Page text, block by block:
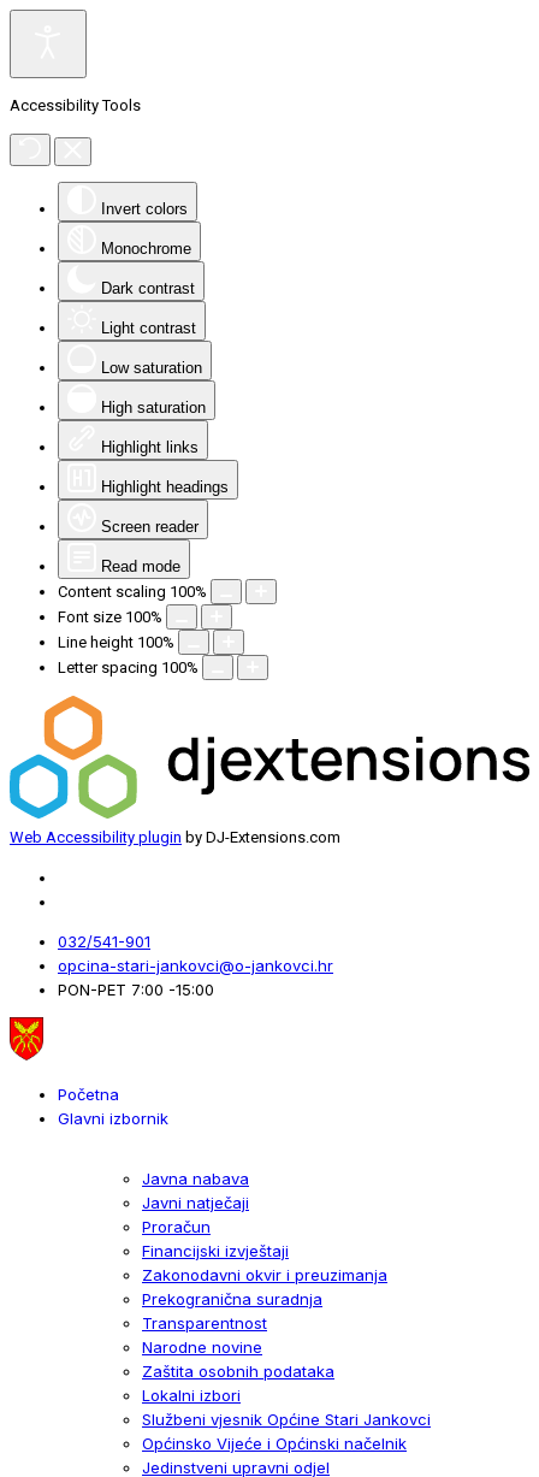
Accessibility Tools
Invert colors
Monochrome
Dark contrast
Light contrast
Low saturation
High saturation
Highlight links
Highlight headings
Screen reader
Read mode
Content scaling 100%
Font size 100%
Line height 100%
Letter spacing 100%
Web Accessibility plugin by DJ-Extensions.com
032/541-901
opcina-stari-jankovci@o-jankovci.hr
PON-PET 7:00 -15:00
Početna
Glavni izbornik
Javna nabava
Javni natječaji
Proračun
Financijski izvještaji
Zakonodavni okvir i preuzimanja
Prekogranična suradnja
Transparentnost
Narodne novine
Zaštita osobnih podataka
Lokalni izbori
Službeni vjesnik Općine Stari Jankovci
Općinsko Vijeće i Općinski načelnik
Jedinstveni upravni odjel